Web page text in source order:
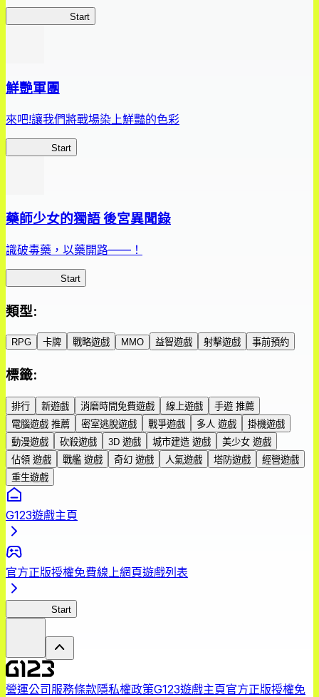
Start
鮮艷軍團
來吧!讓我們將戰場染上鮮豔的色彩
Start
藥師少女的獨語 後宮異聞錄
識破毒藥，以藥開路——！
Start
類型:
RPG 卡牌 戰略遊戲 MMO 益智遊戲 射擊遊戲 事前預約
標籤:
排行 新遊戲 消磨時間免費遊戲 線上遊戲
手遊 推薦
電腦遊戲 推薦
密室逃脫遊戲 戰爭遊戲 多人 遊戲
掛機遊戲
動漫遊戲
砍殺遊戲 3D 遊戲 城市建造 遊戲
美少女 遊戲
佔領 遊戲
戰艦 遊戲 奇幻 遊戲 人氣遊戲 塔防遊戲
經營遊戲
重生遊戲
G123遊戲主頁
官方正版授權免費線上網頁遊戲列表
Start
營運公司服務條款隱私權政策G123遊戲主頁官方正版授權免